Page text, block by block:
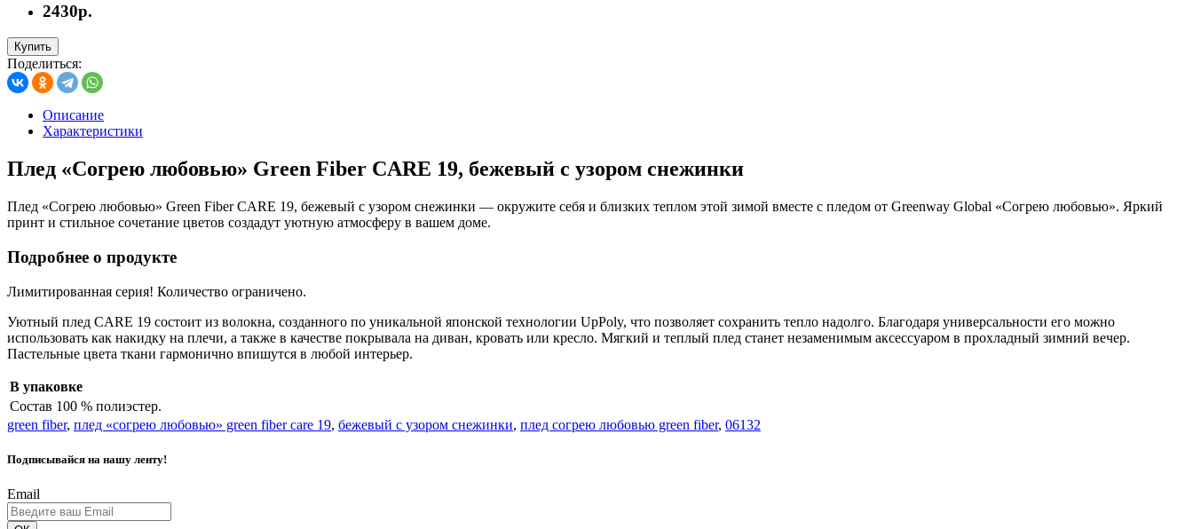
2430р.
Купить
Поделиться:
Описание
Характеристики
Плед «Согрею любовью» Green Fiber CARE 19, бежевый с узором снежинки
Плед «Согрею любовью» Green Fiber CARE 19, бежевый с узором снежинки — окружите себя и близких теплом этой зимой вместе с пледом от Greenway Global «Согрею любовью». Яркий
принт и стильное сочетание цветов создадут уютную атмосферу в вашем доме.
Подробнее о продукте
Лимитированная серия! Количество ограничено.
Уютный плед CARE 19 состоит из волокна, созданного по уникальной японской технологии UpPoly, что позволяет сохранить тепло надолго. Благодаря универсальности его можно
использовать как накидку на плечи, а также в качестве покрывала на диван, кровать или кресло. Мягкий и теплый плед станет незаменимым аксессуаром в прохладный зимний вечер.
Пастельные цвета ткани гармонично впишутся в любой интерьер.
В упаковке
Состав 100 % полиэстер.
green fiber, плед «согрею любовью» green fiber care 19, бежевый с узором снежинки, плед согрею любовью green fiber, 06132
Подписывайся на нашу ленту!
Email